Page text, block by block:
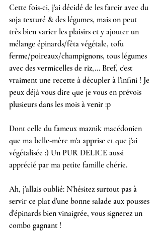
Cette fois-ci, j'ai décidé de les farcir avec du
soja texturé & des légumes, mais on peut
très bien varier les plaisirs et y ajouter un
mélange épinards/fêta végétale, tofu
ferme/poireaux/champignons, tous légumes
avec des vermicelles de riz,... Bref, c'est
vraiment une recette à décupler à l'infini ! Je
peux déjà vous dire que je vous en prévois
plusieurs dans les mois à venir :p
Dont celle du fameux maznik macédonien
que ma belle-mère m'a apprise et que j'ai
végétalisée :) Un PUR DELICE aussi
apprécié par ma petite famille chérie.
Ah, j'allais oublié: N'hésitez surtout pas à
servir ce plat d'une bonne salade aux pousses
d'épinards bien vinaigrée, vous signerez un
combo gagnant !